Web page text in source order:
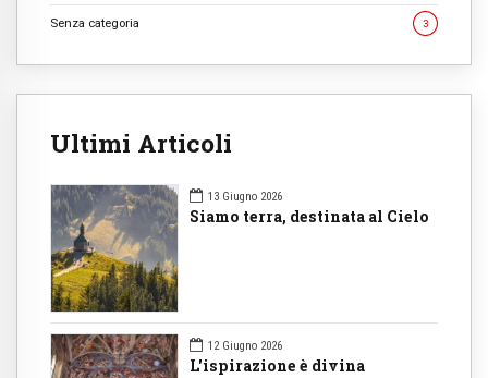
Senza categoria 3
Ultimi Articoli
13 Giugno 2026
Siamo terra, destinata al Cielo
12 Giugno 2026
L'ispirazione è divina